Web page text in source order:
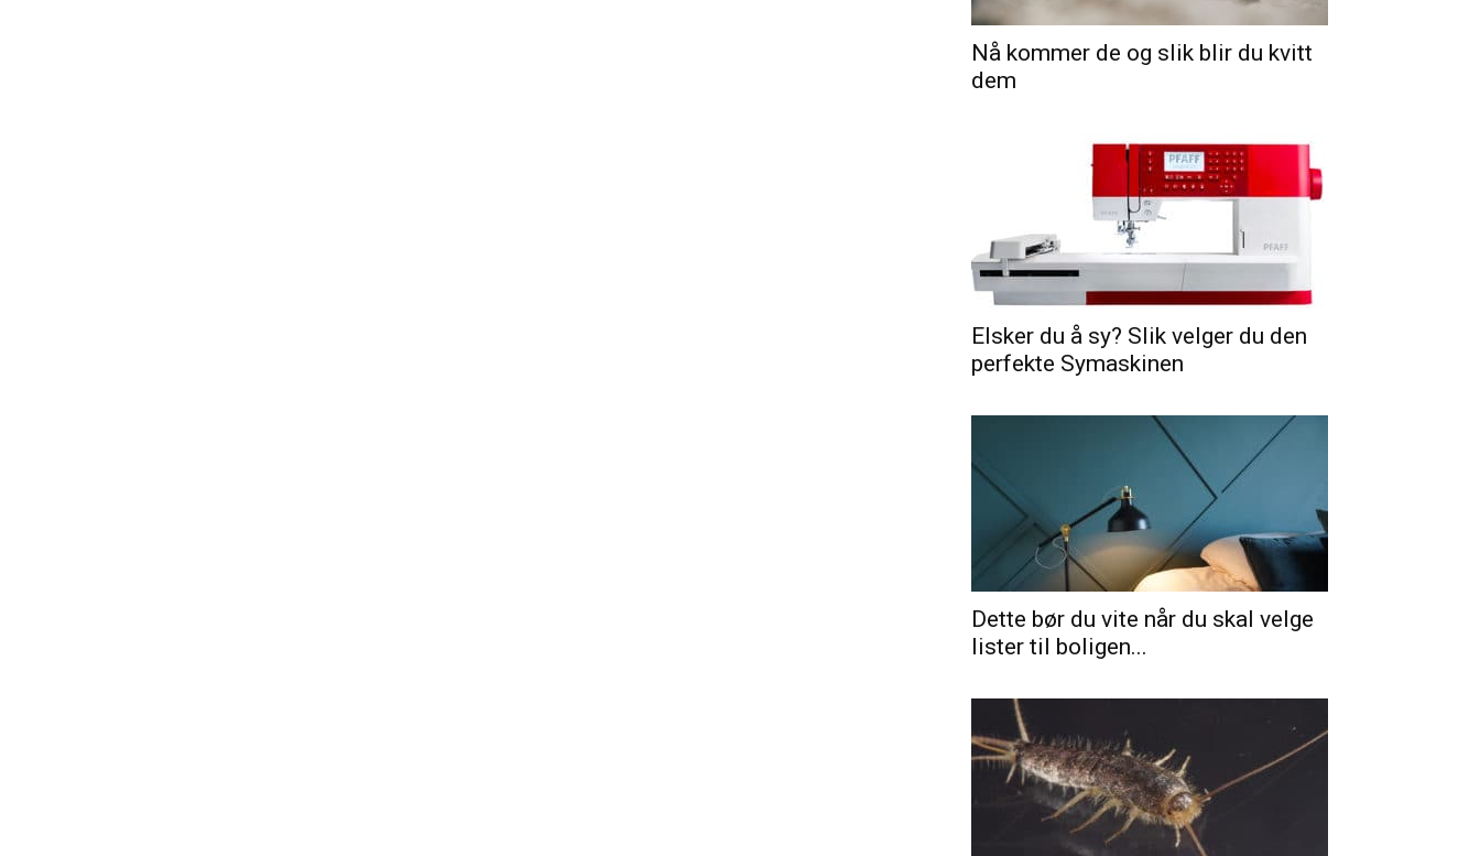
Nå kommer de og slik blir du kvitt
dem
Elsker du å sy? Slik velger du den
perfekte Symaskinen
Dette bør du vite når du skal velge
lister til boligen...